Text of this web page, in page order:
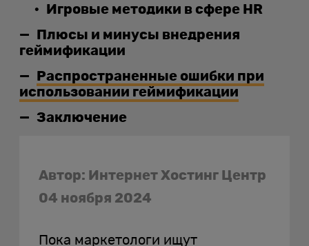
Автор: Интернет Хостинг Центр
04 ноября 2024
Пока маркетологи ищут
Игровые методики в сфере HR
Плюсы и минусы внедрения
геймификации
Распространенные ошибки при
использовании геймификации
Заключение